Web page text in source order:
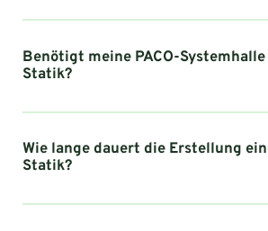
Benötigt meine PACO-
Statik?
Wie lange dauert die Erstellung
Statik?